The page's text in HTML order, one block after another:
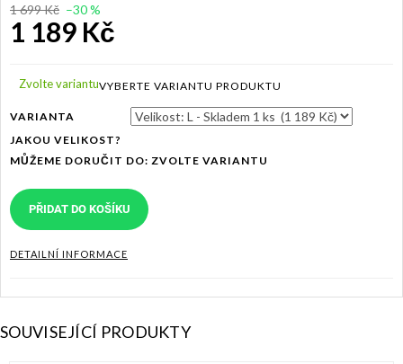
1 699 Kč –30 %
1 189 Kč
cena:
Zvolte variantu
VARIANTA
JAKOU VELIKOST?
MŮŽEME DORUČIT DO: ZVOLTE VARIANTU
PŘIDAT DO KOŠÍKU
DETAILNÍ INFORMACE
SOUVISEJÍCÍ PRODUKTY